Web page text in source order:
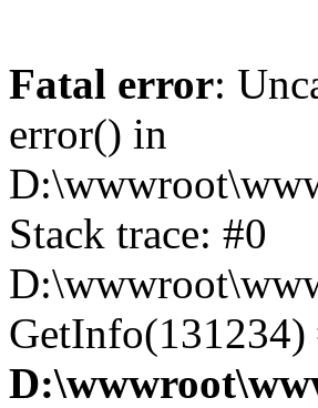
Fatal error:
error() in
Stack trace: #0